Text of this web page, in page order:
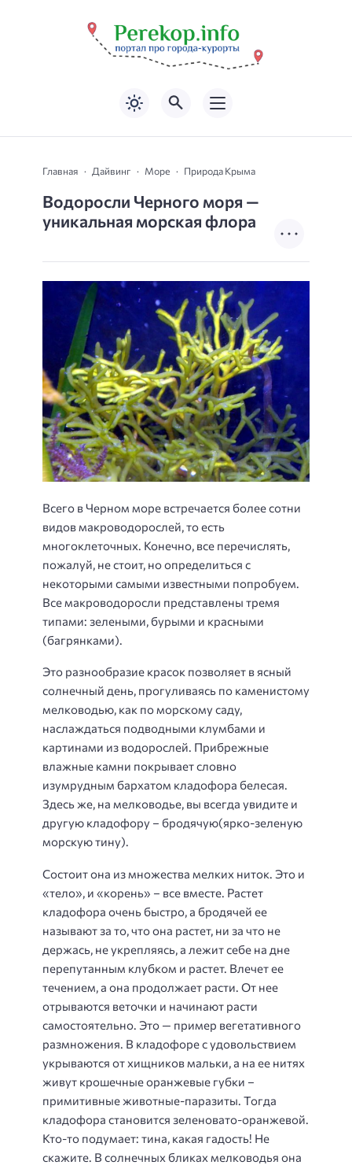
Главная Дайвинг Море Природа Крыма
Водоросли Черного моря —
уникальная морская флора
Всего в Черном море встречается более сотни
видов макроводорослей, то есть
многоклеточных. Конечно, все перечислять,
пожалуй, не стоит, но определиться с
некоторыми самыми известными попробуем.
Все макроводоросли представлены тремя
типами: зелеными, бурыми и красными
(багрянками).
Это разнообразие красок позволяет в ясный
солнечный день, прогуливаясь по каменистому
мелководью, как по морскому саду,
наслаждаться подводными клумбами и
картинами из водорослей. Прибрежные
влажные камни покрывает словно
изумрудным бархатом кладофора белесая.
Здесь же, на мелководье, вы всегда увидите и
другую кладофору – бродячую(ярко-зеленую
морскую тину).
Состоит она из множества мелких ниток. Это и
«тело», и «корень» – все вместе. Растет
кладофора очень быстро, а бродячей ее
называют за то, что она растет, ни за что не
держась, не укрепляясь, а лежит себе на дне
перепутанным клубком и растет. Влечет ее
течением, а она продолжает расти. От нее
отрываются веточки и начинают расти
самостоятельно. Это — пример вегетативного
размножения. В кладофоре с удовольствием
укрываются от хищников мальки, а на ее нитях
живут крошечные оранжевые губки –
примитивные животные-паразиты. Тогда
кладофора становится зеленовато-оранжевой.
Кто-то подумает: тина, какая гадость! Не
скажите. В солнечных бликах мелководья она